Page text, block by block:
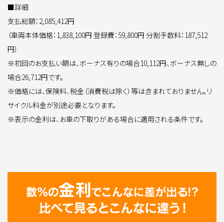
■詳細
支払総額：2,085,412円
（車両本体価格：1,838,100円 登録費：59,800円 分割手数料：187,512
円）
※初回のお支払い額は、ボーナス有りの場合10,112円、ボーナス無しの
場合26,712円です。
※価格には、保険料、税金（消費税は除く）等は含まれておりません。リ
サイクル料金が別途必要となります。
※表示の金利は、お車の下取りがある場合に適用される条件です。